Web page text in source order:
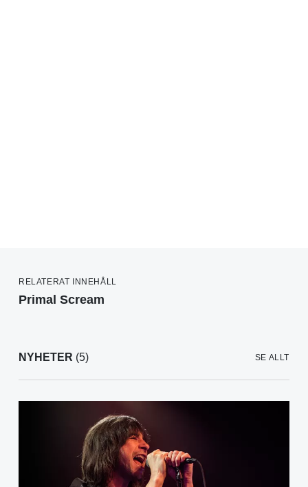
RELATERAT INNEHÅLL
Primal Scream
NYHETER (5) SE ALLT